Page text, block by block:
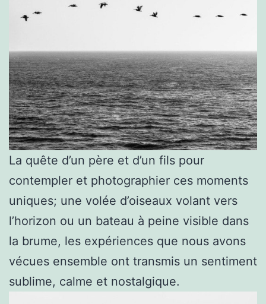
La quête d’un père et d’un fils pour
contempler et photographier ces moments
uniques; une volée d’oiseaux volant vers
l’horizon ou un bateau à peine visible dans
la brume, les expériences que nous avons
vécues ensemble ont transmis un sentiment
sublime, calme et nostalgique.